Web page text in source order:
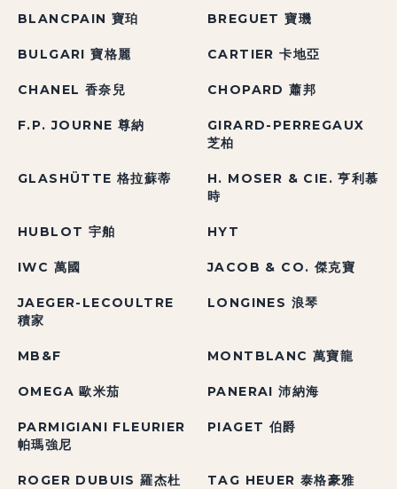
BLANCPAIN 寶珀 BREGUET 寶璣
BULGARI 寶格麗 CARTIER 卡地亞
CHANEL 香奈兒 CHOPARD 蕭邦
F.P. JOURNE 尊納
GIRARD-PERREGAUX
芝柏
GLASHÜTTE 格拉蘇蒂
H. MOSER & CIE. 亨利慕
時
HUBLOT 宇舶 HYT
IWC 萬國 JACOB & CO. 傑克寶
JAEGER-LECOULTRE
積家
LONGINES 浪琴
MB&F MONTBLANC 萬寶龍
OMEGA 歐米茄 PANERAI 沛納海
PARMIGIANI FLEURIER
帕瑪強尼
PIAGET 伯爵
ROGER DUBUIS 羅杰杜
TAG HEUER 泰格豪雅